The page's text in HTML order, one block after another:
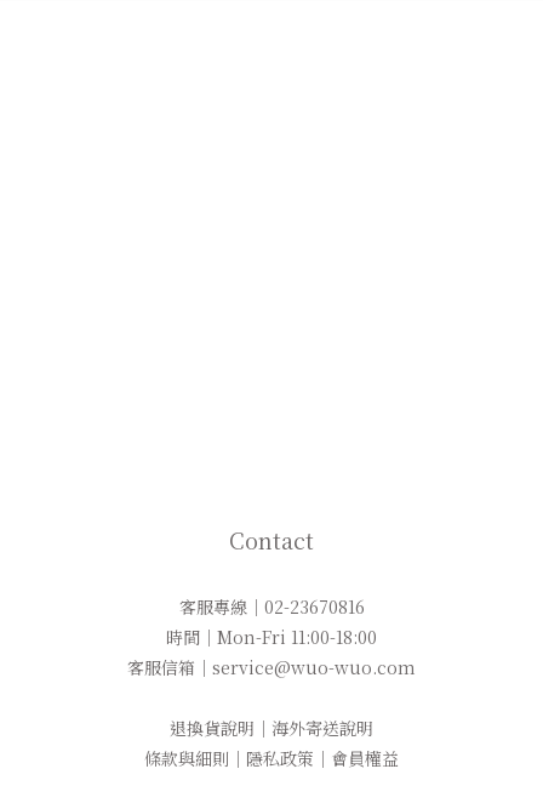
Contact
客服專線｜02-23670816
時間｜Mon-Fri 11:00-18:00
客服信箱｜service@wuo-wuo.com
退換貨說明 ｜ 海外寄送說明
條款與細則 ｜ 隱私政策 ｜ 會員權益